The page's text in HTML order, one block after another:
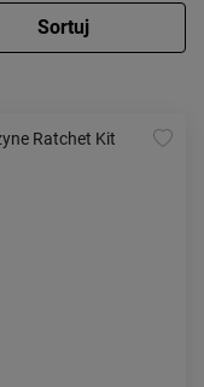
od najwyższej